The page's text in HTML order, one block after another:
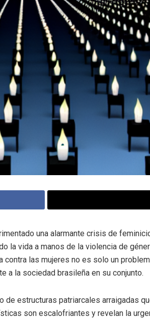
una alarmante crisis de
la vida a manos de la violencia de
contra las mujeres no es solo un
a la sociedad brasileña en su conjunto.
de estructuras patriarcales arraigadas
son escalofriantes y revelan la